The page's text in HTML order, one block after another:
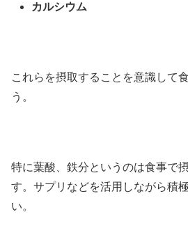
カルシウム
これらを摂取することを意識して
う。
特に葉酸、鉄分というのは食事で
す。サプリなどを活用しながら積
い。